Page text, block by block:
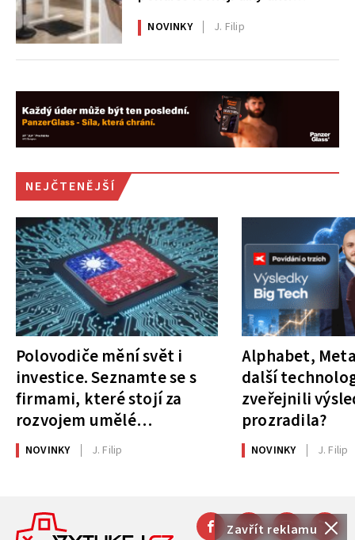
Zavřít reklamu
AlzaErgo
NOVINKY J. Filip
NEJČTENĚJŠÍ
Polovodiče mění svět i
investice. Seznamte se s
firmami, které stojí za
rozvojem umělé
inteligence
NOVINKY J. Filip
Alphabet,
další
zveřejnili
prozradila?
NOVINKY J. Filip